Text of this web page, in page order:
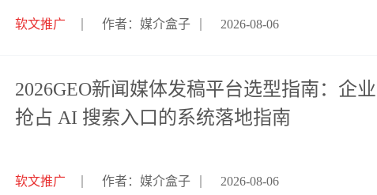
软文推广 作者：媒介盒子 2026-08-06
2026GEO新闻媒体发稿平台选型指南：企业
抢占 AI 搜索入口的系统落地指南
软文推广 作者：媒介盒子 2026-08-06